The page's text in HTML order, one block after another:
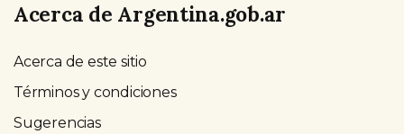
Acerca de Argentina.gob.ar
Acerca de este sitio
Términos y condiciones
Sugerencias